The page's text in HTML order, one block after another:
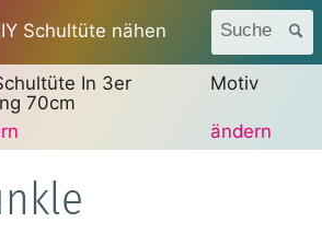
Schultüte nähen Suche
In 3er
70cm
Motiv
ändern